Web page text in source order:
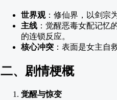
世界观：修仙界，以剑宗
主线 ：觉醒恶毒女配记忆
的连锁反应。
核心冲突 ：表面是女主自
二、剧情梗概
觉醒与惊变